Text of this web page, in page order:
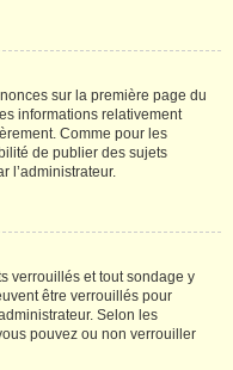
sur la première page du
informations relativement
Comme pour les
de publier des sujets
l’administrateur.
verrouillés et tout sondage y
être verrouillés pour
Selon les
pouvez ou non verrouiller